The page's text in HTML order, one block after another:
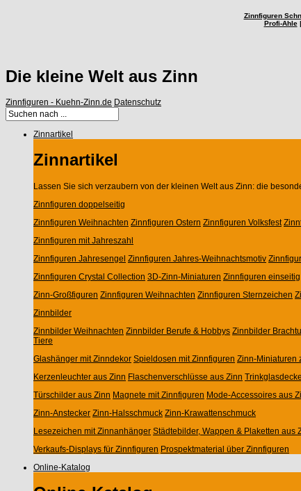
Zinnfiguren
Profi-Ahle|
Die kleine Welt aus Zinn
Zinnfiguren - Kuehn-Zinn.de Datenschutz
Zinnartikel
Zinnartikel
Lassen Sie sich verzaubern von der kleinen Welt aus Zinn: die
Zinnfiguren doppelseitig
Zinnfiguren Weihnachten Zinnfiguren Ostern Zinnfiguren Volksfest
Zinnfiguren mit Jahreszahl
Zinnfiguren Jahresengel Zinnfiguren Jahres-Weihnachtsmotiv
Zinnfiguren Crystal Collection 3D-Zinn-Miniaturen Zinnfiguren einseitig
Zinn-Großfiguren Zinnfiguren Weihnachten Zinnfiguren Sternzeichen
Zinnbilder
Zinnbilder Weihnachten Zinnbilder Berufe & Hobbys Zinnbilder
Tiere
Glashänger mit Zinndekor Spieldosen mit Zinnfiguren Zinn-Miniaturen
Kerzenleuchter aus Zinn Flaschenverschlüsse aus Zinn
Türschilder aus Zinn Magnete mit Zinnfiguren Mode-Accessoires aus
Zinn-Anstecker Zinn-Halsschmuck Zinn-Krawattenschmuck
Lesezeichen mit Zinnanhänger Städtebilder, Wappen & Plaketten aus
Verkaufs-Displays für Zinnfiguren Prospektmaterial über Zinnfiguren
Online-Katalog